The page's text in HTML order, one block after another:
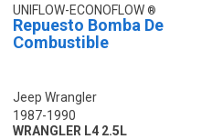
UNIFLOW-ECONOFLOW
Repuesto Bomba De
Combustible
Jeep Wrangler
1987-1990
WRANGLER L4 2.5L